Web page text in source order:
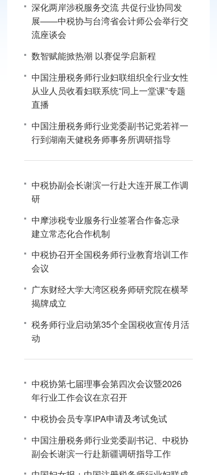
深化两岸涉税服务交流 共促行业协同发
展——中税协与台湾省会计师公会举行交
流座谈会
数智赋能掀热潮 以赛促学启新程
中国注册税务师行业妇联组织全行业女性
从业人员收看妇联系统“同上一堂课”专题
直播
中国注册税务师行业党委副书记党若祥一
行到湖南天健税务师事务所调研指导
中税协副会长谢滨一行赴大连开展工作调
研
中摩涉税专业服务行业签署合作备忘录
建立常态化合作机制
中税协召开全国税务师行业教育培训工作
会议
广东财经大学大湾区税务师研究院在横琴
揭牌成立
税务师行业启动第35个全国税收宣传月活
动
中税协第七届理事会第四次会议暨2026
年行业工作会议在京召开
中税协会员专享IPA申请及考试免试
中国注册税务师行业党委副书记、中税协
副会长谢滨一行赴新疆调研指导工作